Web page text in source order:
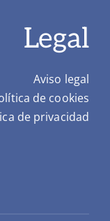
Legal
Aviso legal
de cookies
de privacidad